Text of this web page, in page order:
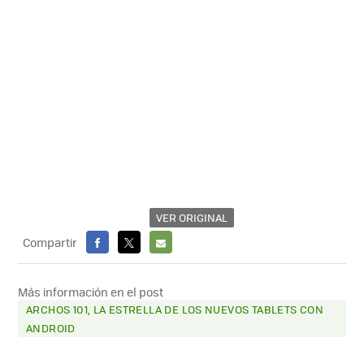
VER ORIGINAL
Compartir
FACEBOOK
X
E-
MAIL
Más información en el post
ARCHOS 101, LA ESTRELLA DE LOS NUEVOS TABLETS CON
ANDROID